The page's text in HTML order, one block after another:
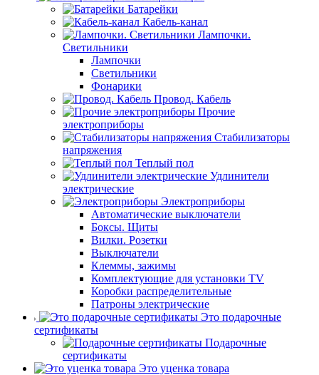
Батарейки
Кабель-канал
Лампочки.
Светильники
Лампочки
Светильники
Фонарики
Провод. Кабель
Прочие
электроприборы
Стабилизаторы
напряжения
Теплый пол
Удлинители
электрические
Электроприборы
Автоматические выключатели
Боксы. Щиты
Вилки. Розетки
Выключатели
Клеммы, зажимы
Комплектующие для установки TV
Коробки распределительные
Патроны электрические
Это подарочные
сертификаты
Подарочные
сертификаты
Это уценка товара